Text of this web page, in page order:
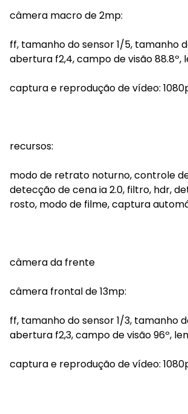
câmera macro de 2mp:
ff, tamanho do sensor 1/5, tamanho
abertura f2,4, campo de visão 88.8º,
captura e reprodução de vídeo:
recursos:
modo de retrato noturno, controle
detecção de cena ia 2.0, filtro, hdr,
rosto, modo de filme, captura
câmera da frente
câmera frontal de 13mp:
ff, tamanho do sensor 1/3, tamanho
abertura f2,3, campo de visão 96º,
captura e reprodução de vídeo: